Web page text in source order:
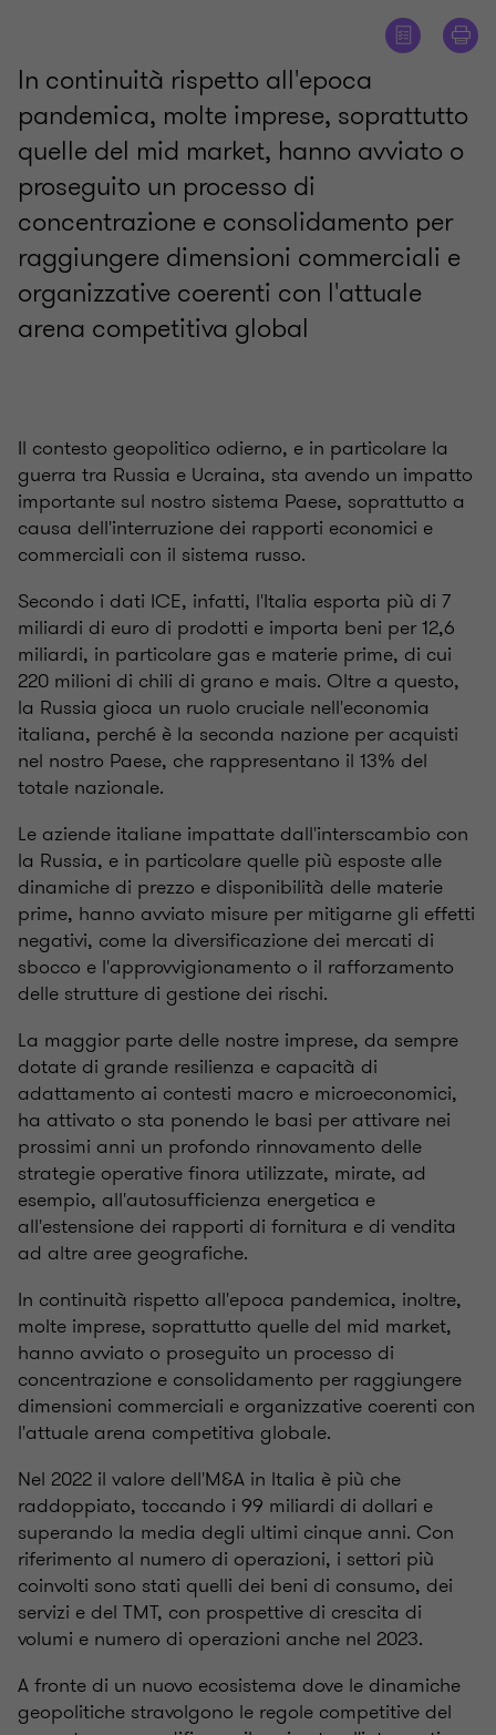
In continuità rispetto all'epoca
pandemica, molte imprese, soprattutto
quelle del mid market, hanno avviato o
proseguito un processo di
concentrazione e consolidamento per
raggiungere dimensioni commerciali e
organizzative coerenti con l'attuale
arena competitiva global
Il contesto geopolitico odierno, e in particolare la
guerra tra Russia e Ucraina, sta avendo un impatto
importante sul nostro sistema Paese, soprattutto a
causa dell'interruzione dei rapporti economici e
commerciali con il sistema russo.
Secondo i dati ICE, infatti, l'Italia esporta più di 7
miliardi di euro di prodotti e importa beni per 12,6
miliardi, in particolare gas e materie prime, di cui
220 milioni di chili di grano e mais. Oltre a questo,
la Russia gioca un ruolo cruciale nell'economia
italiana, perché è la seconda nazione per acquisti
nel nostro Paese, che rappresentano il 13% del
totale nazionale.
Le aziende italiane impattate dall'interscambio con
la Russia, e in particolare quelle più esposte alle
dinamiche di prezzo e disponibilità delle materie
prime, hanno avviato misure per mitigarne gli effetti
negativi, come la diversificazione dei mercati di
sbocco e l'approvvigionamento o il rafforzamento
delle strutture di gestione dei rischi.
La maggior parte delle nostre imprese, da sempre
dotate di grande resilienza e capacità di
adattamento ai contesti macro e microeconomici,
ha attivato o sta ponendo le basi per attivare nei
prossimi anni un profondo rinnovamento delle
strategie operative finora utilizzate, mirate, ad
esempio, all'autosufficienza energetica e
all'estensione dei rapporti di fornitura e di vendita
ad altre aree geografiche.
In continuità rispetto all'epoca pandemica, inoltre,
molte imprese, soprattutto quelle del mid market,
hanno avviato o proseguito un processo di
concentrazione e consolidamento per raggiungere
dimensioni commerciali e organizzative coerenti con
l'attuale arena competitiva globale.
Nel 2022 il valore dell'M&A in Italia è più che
raddoppiato, toccando i 99 miliardi di dollari e
superando la media degli ultimi cinque anni. Con
riferimento al numero di operazioni, i settori più
coinvolti sono stati quelli dei beni di consumo, dei
servizi e del TMT, con prospettive di crescita di
volumi e numero di operazioni anche nel 2023.
A fronte di un nuovo ecosistema dove le dinamiche
geopolitiche stravolgono le regole competitive del